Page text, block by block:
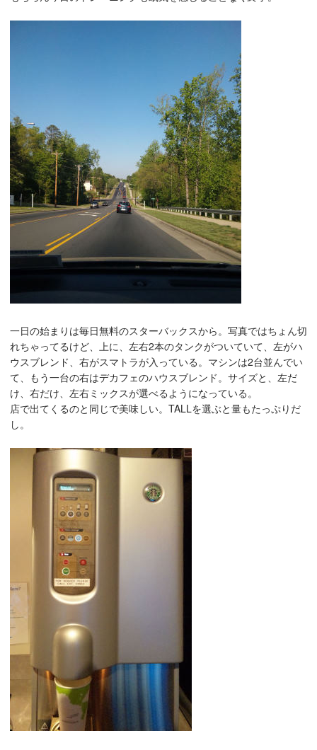
一日の始まりは毎日無料のスターバックスから。写真ではちょん切
れちゃってるけど、上に、左右2本のタンクがついていて、左がハ
ウスブレンド、右がスマトラが入っている。マシンは2台並んでい
て、もう一台の右はデカフェのハウスブレンド。サイズと、左だ
け、右だけ、左右ミックスが選べるようになっている。
店で出てくるのと同じで美味しい。TALLを選ぶと量もたっぷりだ
し。